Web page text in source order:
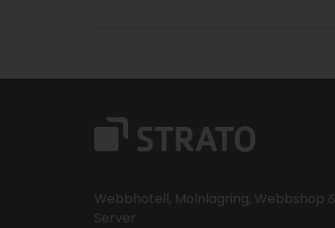
Webbhotell, Molnlagring, Webbshop
Server